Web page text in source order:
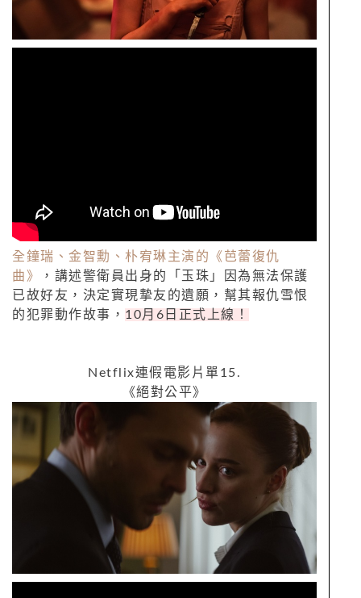
全鐘瑞、金智勳、朴宥琳主演的《芭蕾復仇
曲》
，講述警衛員出身的「玉珠」因為無法保護
已故好友，決定實現摯友的遺願，幫其報仇雪恨
的犯罪動作故事， 10月 6 日正式上線！
Netflix連假電影片單15.
《絕對公平》